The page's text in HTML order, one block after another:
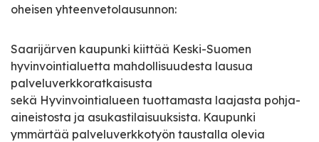
oheisen yhteenvetolausunnon:
Saarijärven kaupunki kiittää Keski-Suomen
hyvinvointialuetta mahdollisuudesta lausua
palveluverkkoratkaisusta
sekä Hyvinvointialueen tuottamasta laajasta pohja-
aineistosta ja asukastilaisuuksista. Kaupunki
ymmärtää palveluverkkotyön taustalla olevia